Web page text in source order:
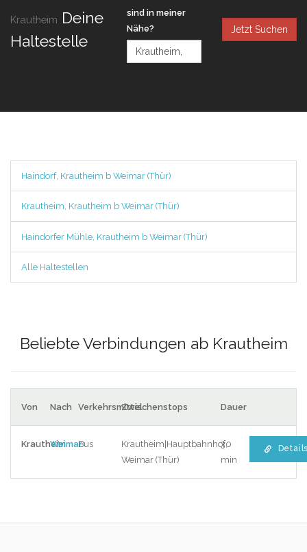
Krautheim Deine
Haltestelle
sind in meiner
Nähe?
Jetzt Suchen
Haindorf, Krautheim b Weimar (Thür)
Krautheim, Krautheim b Weimar (Thür)
Haindorfer Mühle, Krautheim b Weimar (Thür)
Alle Haltestellen
Beliebte Verbindungen ab Krautheim
Von Nach VerkehrsmittelZwischenstops Dauer
KrautheimWeimarBus
Krautheim|Hauptbahnhof,
Weimar (Thür)
30
min